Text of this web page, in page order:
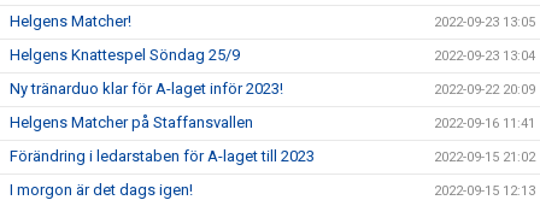
Helgens Matcher! 2022-09-23 13:05
Helgens Knattespel Söndag 25/9 2022-09-23 13:04
Ny tränarduo klar för A-laget inför 2023! 2022-09-22 20:09
Helgens Matcher på Staffansvallen 2022-09-16 11:41
Förändring i ledarstaben för A-laget till 2023 2022-09-15 21:02
I morgon är det dags igen! 2022-09-15 12:13